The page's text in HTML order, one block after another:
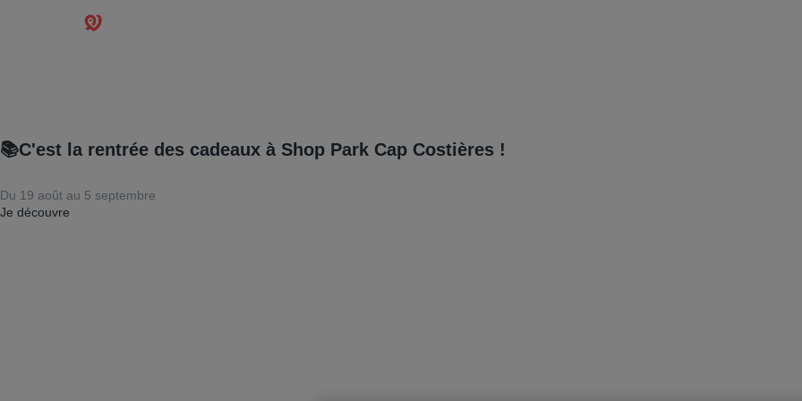
📚C'est la rentrée des cadeaux à Shop Park Cap Costières !
Du 19 août au 5 septembre
Je découvre